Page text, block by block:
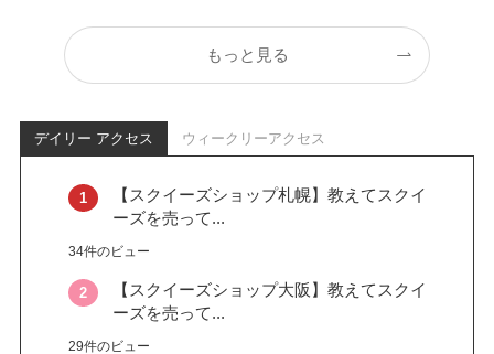
もっと見る
デイリー アクセス ウィークリーアクセス
【スクイーズショップ札幌】教えてスクイ
ーズを売って...
34件のビュー
【スクイーズショップ大阪】教えてスクイ
ーズを売って...
29件のビュー